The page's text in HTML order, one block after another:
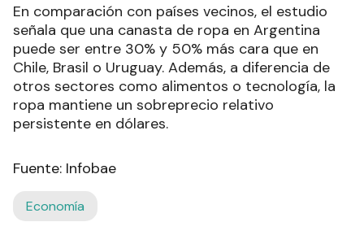
En comparación con países vecinos, el estudio
señala que una canasta de ropa en Argentina
puede ser entre 30% y 50% más cara que en
Chile, Brasil o Uruguay. Además, a diferencia de
otros sectores como alimentos o tecnología, la
ropa mantiene un sobreprecio relativo
persistente en dólares.
Fuente: Infobae
Economía